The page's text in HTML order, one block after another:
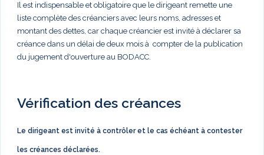
Il est indispensable et obligatoire que le dirigeant remette une
liste complète des créanciers avec leurs noms, adresses et
montant des dettes, car chaque créancier est invité à déclarer sa
créance dans un délai de deux mois à compter de la publication
du jugement d'ouverture au BODACC.
Vérification des créances
Le dirigeant est invité à contrôler et le cas échéant à contester
les créances déclarées.